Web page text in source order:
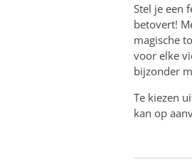
Stel je een
betovert!
magische
voor elke
bijzonder
Te kiezen
kan op